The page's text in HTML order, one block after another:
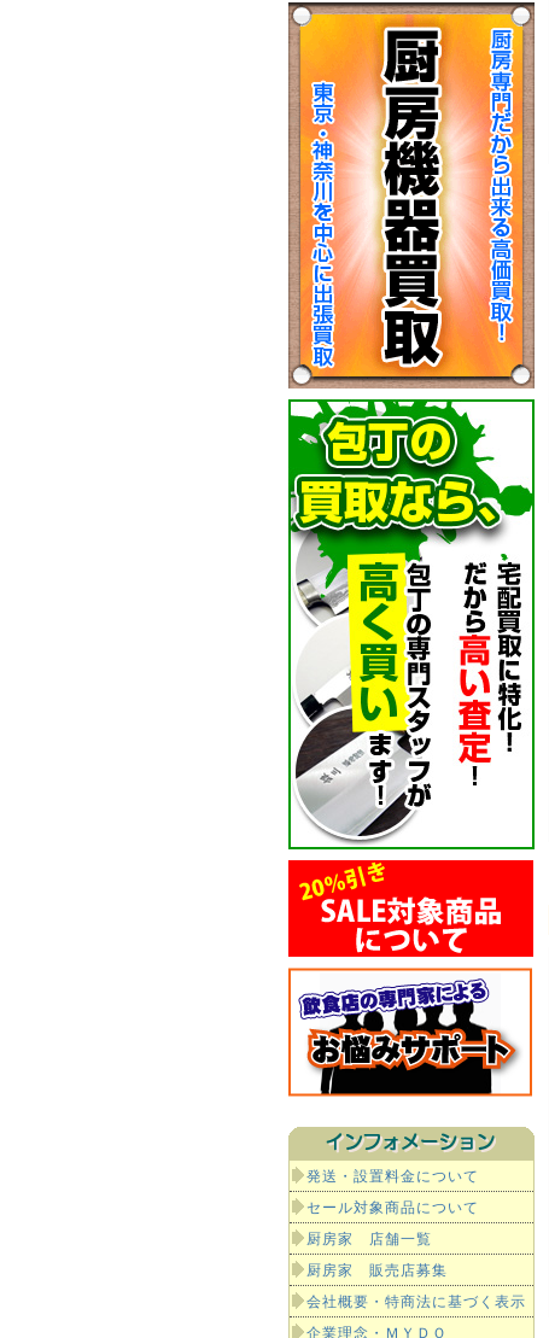
発送・設置料金について
セール対象商品について
厨房家 店舗一覧
厨房家 販売店募集
会社概要・特商法に基づく表示
企業理念・ＭＹＤＯ